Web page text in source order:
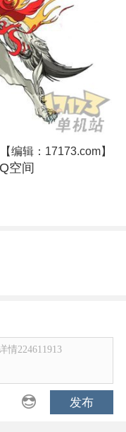
【编辑：17173.com】
空间
情224611913
发布